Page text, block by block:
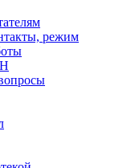
режим